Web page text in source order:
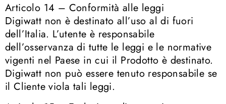
Articolo 14 – Conformità alle leggi
Digiwatt non è destinato all’uso al di fuori
dell’Italia. L’utente è responsabile
dell’osservanza di tutte le leggi e le normative
vigenti nel Paese in cui il Prodotto è destinato.
Digiwatt non può essere tenuto responsabile se
il Cliente viola tali leggi.